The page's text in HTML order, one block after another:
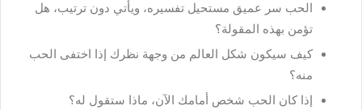
الحب سر عميق مستحيل تفسيره، ويأتي دون ترتيب، هل
تؤمن بهذه المقولة؟
كيف سيكون شكل العالم من وجهة نظرك إذا اختفى الحب
منه؟
إذا كان الحب شخص أمامك الآن، ماذا ستقول له؟